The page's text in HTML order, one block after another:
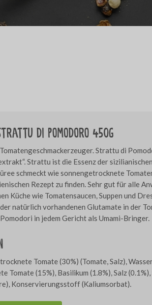
di pomodoro 450g
Strattu di
Strattu ist die Essenz der
schmeckt wie sonnengetrocknete
Rezept zu finden. Sehr gut für alle
Küche wie Tomatensaucen, Suppen und
natürlich vorhandenen Glutamate in der
in jedem Gericht als Umami-Bringer.
Tomate (30%) (Tomate, Salz),
Tomate (15%), Basilikum (1.8%), Salz
Konservierungsstoff (Kaliumsorbat).